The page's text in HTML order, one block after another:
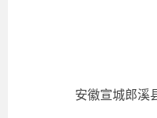
安徽宣城郎溪